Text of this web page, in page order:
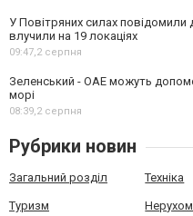
У Повітряних силах повідомили
влучили на 19 локаціях
09:47, 2 серпня
Зеленський - ОАЕ можуть
морі
08:39, 2 серпня
Рубрики новин
Загальний розділ Техніка
Туризм